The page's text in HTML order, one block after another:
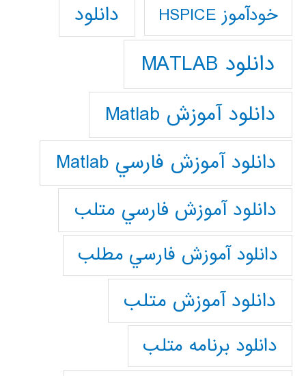
خودآموز HSPICE دانلود
دانلود MATLAB
دانلود آموزش Matlab
دانلود آموزش فارسي Matlab
دانلود آموزش فارسي متلب
دانلود آموزش فارسي مطلب
دانلود آموزش متلب
دانلود برنامه متلب